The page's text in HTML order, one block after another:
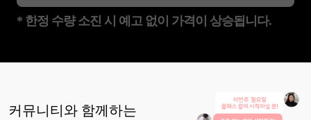
* 한정 수량 소진 시 예고 없이 가격이 상승됩니다.
커뮤니티와 함께하는